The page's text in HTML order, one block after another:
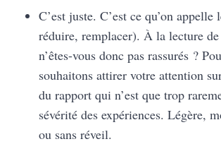
C’est juste. C’est ce qu’on
réduire, remplacer). À la lecture
n’êtes-vous donc pas rassurés ?
souhaitons attirer votre attention
du rapport qui n’est que trop
sévérité des expériences. Légère,
ou sans réveil.